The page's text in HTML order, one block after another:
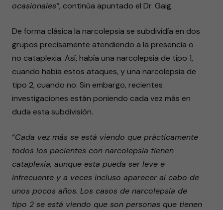
ocasionales”, continúa apuntado el Dr. Gaig.
De forma clásica la narcolepsia se subdividía en dos
grupos precisamente atendiendo a la presencia o
no cataplexia. Así, había una narcolepsia de tipo 1,
cuando había estos ataques, y una narcolepsia de
tipo 2, cuando no. Sin embargo, recientes
investigaciones están poniendo cada vez más en
duda esta subdivisión.
“Cada vez más se está viendo que prácticamente
todos los pacientes con narcolepsia tienen
cataplexia, aunque esta pueda ser leve e
infrecuente y a veces incluso aparecer al cabo de
unos pocos años. Los casos de narcolepsia de
tipo 2 se está viendo que son personas que tienen